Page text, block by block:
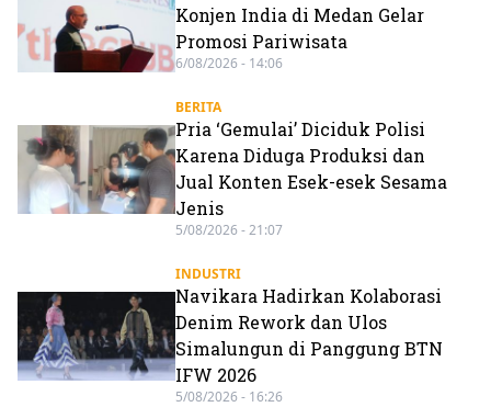
Konjen India di Medan Gelar
Promosi Pariwisata
6/08/2026 - 14:06
BERITA
Pria ‘Gemulai’ Diciduk Polisi
Karena Diduga Produksi dan
Jual Konten Esek-esek Sesama
Jenis
5/08/2026 - 21:07
INDUSTRI
Navikara Hadirkan Kolaborasi
Denim Rework dan Ulos
Simalungun di Panggung BTN
IFW 2026
5/08/2026 - 16:26